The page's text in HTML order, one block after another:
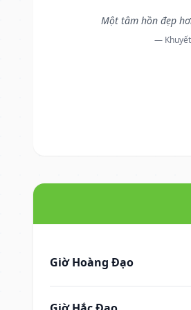
Một tâm hồn đẹp
—
Giờ Hoàng Đạo